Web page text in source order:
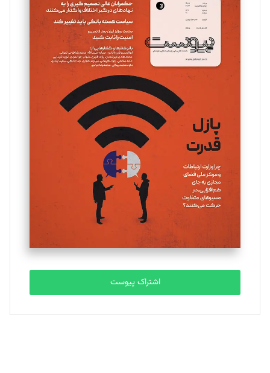
سروش کرمیان
تحریریه
مینا پاکدل
یسنا امان‌پور
تحریریه
ملینا جعفری
تحریریه
مصطفی مسجدی آرانی
تحریریه
بابک نقاش
تحریریه
اشتراک پیوست